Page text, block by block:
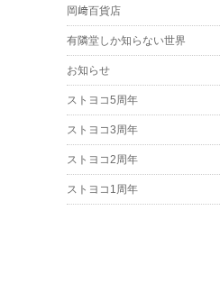
岡﨑百貨店
有隣堂しか知らない世界
お知らせ
ストヨコ5周年
ストヨコ3周年
ストヨコ2周年
ストヨコ1周年